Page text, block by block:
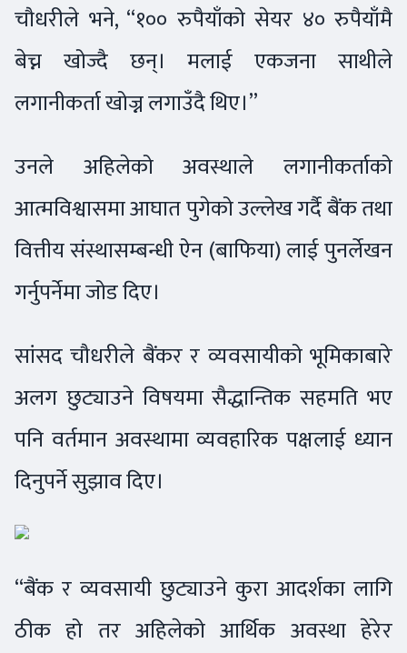
चौधरीले भने, “१०० रुपैयाँको सेयर ४० रुपैयाँमै
बेच्न खोज्दै छन्। मलाई एकजना साथीले
लगानीकर्ता खोज्न लगाउँदै थिए।”
उनले अहिलेको अवस्थाले लगानीकर्ताको
आत्मविश्वासमा आघात पुगेको उल्लेख गर्दै बैंक तथा
वित्तीय संस्थासम्बन्धी ऐन (बाफिया) लाई पुनर्लेखन
गर्नुपर्नेमा जोड दिए।
सांसद चौधरीले बैंकर र व्यवसायीको भूमिकाबारे
अलग छुट्याउने विषयमा सैद्धान्तिक सहमति भए
पनि वर्तमान अवस्थामा व्यवहारिक पक्षलाई ध्यान
दिनुपर्ने सुझाव दिए।
“बैंक र व्यवसायी छुट्याउने कुरा आदर्शका लागि
ठीक हो तर अहिलेको आर्थिक अवस्था हेरेर